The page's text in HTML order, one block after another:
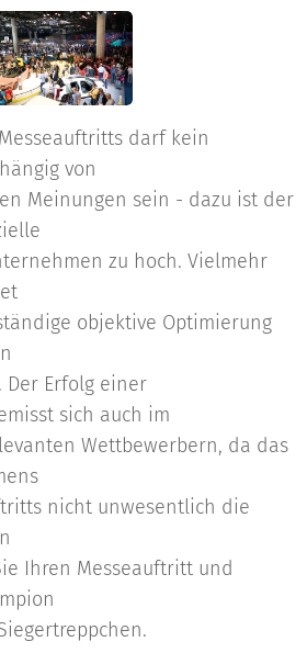
darf kein
von
Meinungen sein - dazu ist der
zu hoch. Vielmehr
objektive Optimierung
Der Erfolg einer
sich auch im
Wettbewerbern, da das
nicht unwesentlich die
Ihren Messeauftritt und